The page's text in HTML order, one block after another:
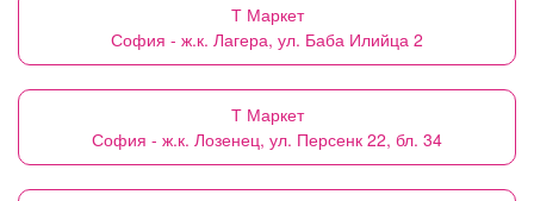
Т Маркет
София - ж.к. Лагера, ул. Баба Илийца 2
Т Маркет
София - ж.к. Лозенец, ул. Персенк 22, бл. 34